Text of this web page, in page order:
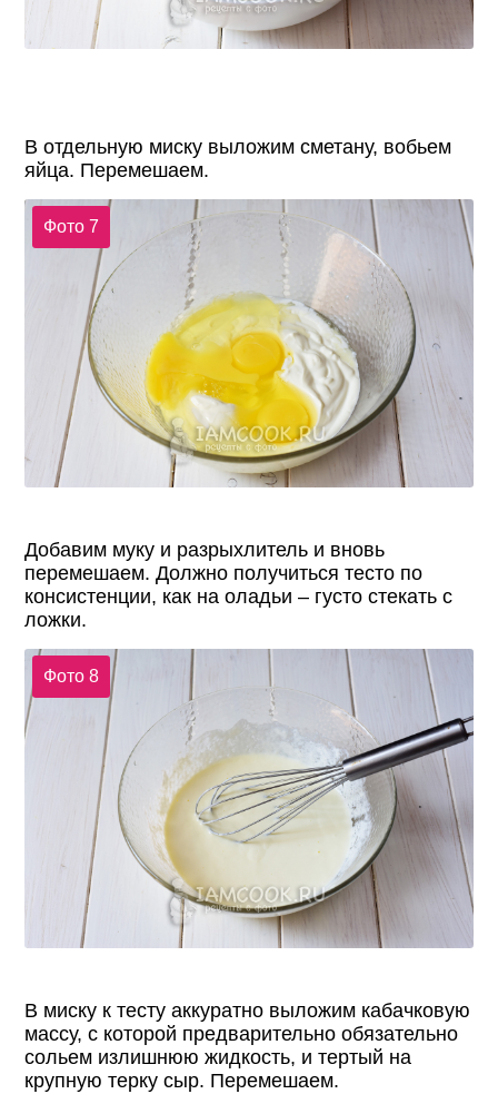
В отдельную миску выложим сметану, вобьем
яйца. Перемешаем.
Фото 7
Добавим муку и разрыхлитель и вновь
перемешаем. Должно получиться тесто по
консистенции, как на оладьи – густо стекать с
ложки.
Фото 8
В миску к тесту аккуратно выложим кабачковую
массу, с которой предварительно обязательно
сольем излишнюю жидкость, и тертый на
крупную терку сыр. Перемешаем.